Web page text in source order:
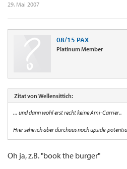
29. Mai 2007
08/15 PAX
Platinum Member
Zitat von Wellensittich:
... und dann wohl erst recht keine Ami-Carrier..
Hier sehe ich aber durchaus noch upside-
Oh ja, z.B. "book the burger"